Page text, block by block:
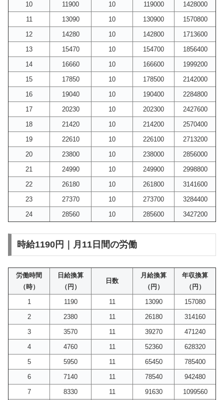
10
11900 10 119000
1428000
11
13090 10 130900
1570800
12
14280 10 142800
1713600
13
15470 10 154700
1856400
14
16660 10 166600
1999200
15
17850 10 178500
2142000
16
19040 10 190400
2284800
17
20230 10 202300
2427600
18
21420 10 214200
2570400
19
22610 10 226100
2713200
20
23800 10 238000
2856000
21
24990 10 249900
2998800
22
26180 10 261800
3141600
23
27370 10 273700
3284400
24
28560 10 285600 3427200
時給1190円｜月11日間の労働
労働時間
（時）
日給換算
（円）
日数
月給換算
（円）
年収換算
（円）
1
1190 11 13090
157080
2
2380 11 26180
314160
3
3570 11 39270
471240
4
4760 11 52360
628320
5
5950 11 65450
785400
6
7140 11 78540
942480
7
8330 11 91630 1099560